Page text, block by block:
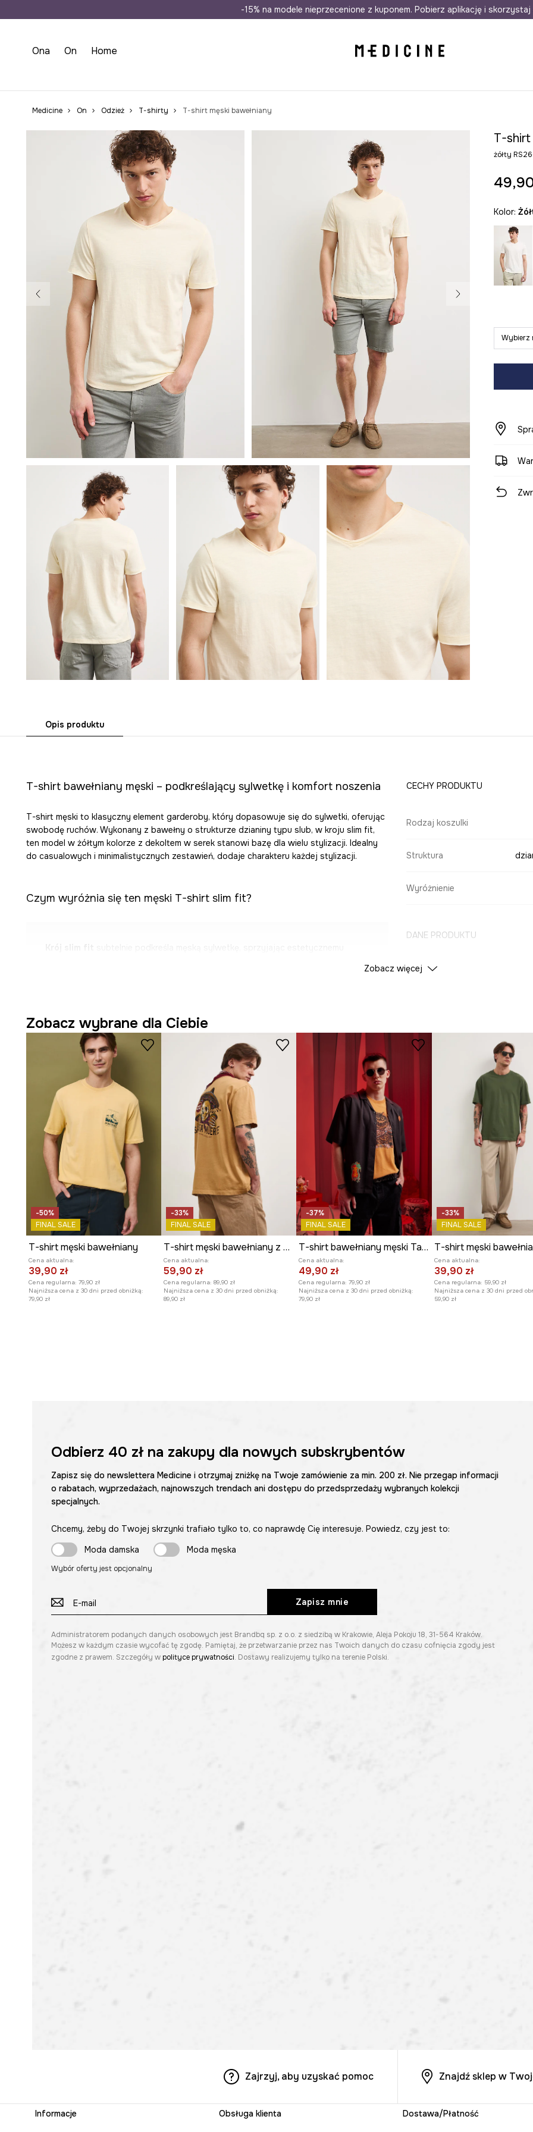
Wysyłka nawet w 24h Darmowa dostawa do salonów 30
-15% na modele nieprzecenione z kuponem. Pobierz aplikację i skorzystaj
Ona On Home
Medicine On Odzież T-shirty T-shirt męski bawełniany
T-shirt
żółty
Kolor:
Wybierz
Opis produktu
T-shirt bawełniany męski – podkreślający sylwetkę i komfort noszenia
T-shirt męski to klasyczny element garderoby, który dopasowuje się do sylwetki, oferując
swobodę ruchów. Wykonany z bawełny o strukturze dzianiny typu slub, w kroju slim fit,
ten model w żółtym kolorze z dekoltem w serek stanowi bazę dla wielu stylizacji. Idealny
do casualowych i minimalistycznych zestawień, dodaje charakteru każdej stylizacji.
Czym wyróżnia się ten męski T-shirt slim fit?
Klasyczny krótki rękawsprawia, że koszulka jest uniwersalna i pasuje do
wielu zestawień.
Dekolt w serekoptycznie wydłuża szyję i dodaje stylizacji subtelnej
elegancji.
Dzianina typu slub
charakteryzuje się delikatnie nieregularną fakturą,
dodając koszulce oryginalności.
Gładki wzór
koszulki ułatwia łączenie jej z innymi elementami garderoby,
tworząc spójne stylizacje.
CECHY PRODUKTU
Rodzaj koszulki
Struktura
Wyróżnienie
DANE PRODUKTU
Kolor
Producent
Zobacz więcej
Zobacz wybrane dla Ciebie
-50%
FINAL SALE
T-shirt męski bawełniany
Cena aktualna:
39,90 zł
Cena regularna: 79,90 zł
Najniższa cena z 30 dni przed obniżką:
79,90 zł
-33%
FINAL SALE
T-shirt męski bawełniany z nadrukiem
Cena aktualna:
59,90 zł
Cena regularna: 89,90 zł
Najniższa cena z 30 dni przed obniżką:
89,90 zł
-37%
FINAL SALE
T-shirt bawełniany męski Tattoo Art by Boren Huang – Horiren 彫壬
Cena aktualna:
49,90 zł
Cena regularna: 79,90 zł
Najniższa cena z 30 dni przed obniżką:
79,90 zł
-33%
FINAL SALE
T-shirt męski
Cena aktualna:
39,90 zł
Cena regularna: 59,90 zł
Najniższa cena z 30 dni przed
59,90 zł
Odbierz 40 złna zakupy dla nowych subskrybentów
Zapisz się do newslettera Medicine i otrzymaj zniżkę na Twoje zamówienie za min. 200 zł. Nie przegap informacji
o rabatach, wyprzedażach, najnowszych trendach ani dostępu do przedsprzedaży wybranych kolekcji
specjalnych.
Chcemy, żeby do Twojej skrzynki trafiało tylko to, co naprawdę Cię interesuje. Powiedz, czy jest to:
Moda damska
Moda męska
Wybór oferty jest opcjonalny
Zapisz mnie
Administratorem podanych danych osobowych jest Brandbq sp. z o.o. z siedzibą w Krakowie, Aleja Pokoju 18, 31-564 Kraków.
Możesz w każdym czasie wycofać tę zgodę. Pamiętaj, że przetwarzanie przez nas Twoich danych do czasu cofnięcia zgody jest
zgodne z prawem. Szczegóły w polityce prywatności. Dostawy realizujemy tylko na terenie Polski.
Zajrzyj, aby uzyskać pomoc Znajdź sklep w
Informacje Obsługa klienta Dostawa/Płatność